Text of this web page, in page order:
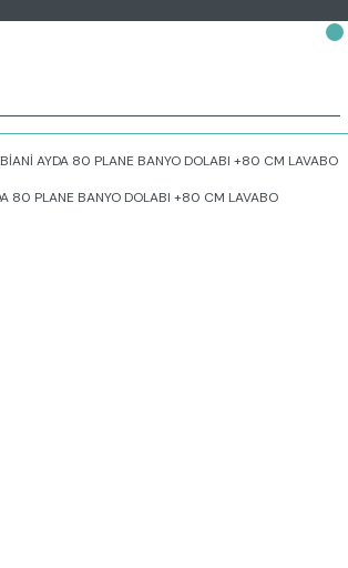
BİANİ AYDA 80 PLANE BANYO DOLABI +80 CM LAVABO